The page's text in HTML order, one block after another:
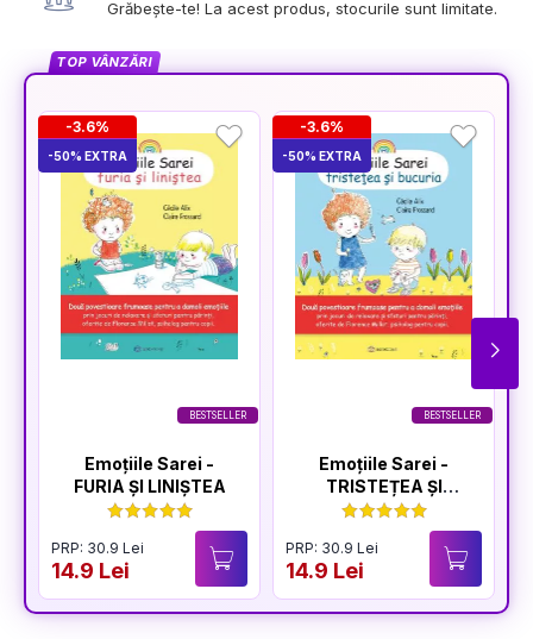
Grăbește-te! La acest produs, stocurile sunt limitate.
TOP VÂNZĂRI
BESTSELLER
-3.6%
-50% EXTRA
Emoțiile Sarei -
FURIA ȘI LINIȘTEA
PRP: 30.9 Lei
14.9 Lei
BESTSELLER
-3.6%
-50% EXTRA
Emoțiile Sarei -
TRISTEȚEA ȘI
BUCURIA
PRP: 30.9 Lei
14.9 Lei